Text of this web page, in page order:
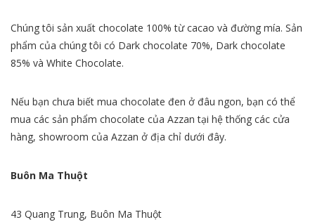
Chúng tôi sản xuất chocolate 100% từ cacao và đường mía. Sản
phẩm của chúng tôi có Dark chocolate 70%, Dark chocolate
85% và White Chocolate.
Nếu bạn chưa biết mua chocolate đen ở đâu ngon, bạn có thể
mua các sản phẩm chocolate của Azzan tại hệ thống các cửa
hàng, showroom của Azzan ở địa chỉ dưới đây.
Buôn Ma Thuột
43 Quang Trung, Buôn Ma Thuột